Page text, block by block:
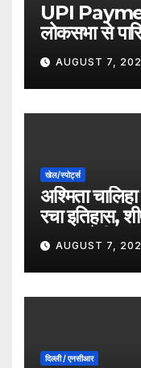
UPI
लोकसभा से
भुगतान पर लग
AUGUST 7,
खेल/स्पोर्ट्स
अश्मिता
रचा इतिहास,
हराकर
AUGUST 7,
दिल्ली / एनसीआर